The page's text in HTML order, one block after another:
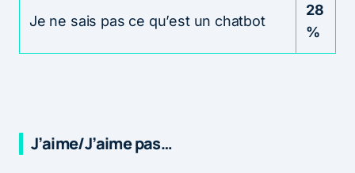
Je ne sais pas ce qu’est un chatbot
28
%
J’aime/J’aime pas…